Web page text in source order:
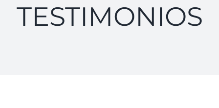
GALERÍA
TESTIMONIOS